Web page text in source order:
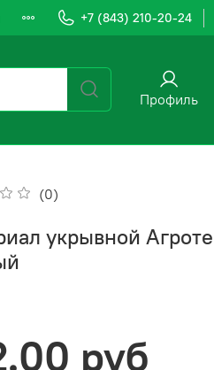
+7 (843) 210-20-24
Профиль
(0)
укрывной
руб